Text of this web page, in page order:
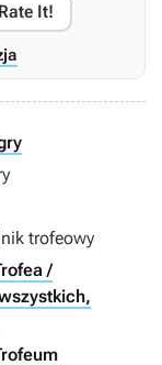
Rate It!
trofeowy
/